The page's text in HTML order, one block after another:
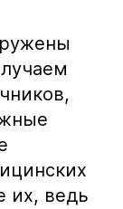
их, ведь